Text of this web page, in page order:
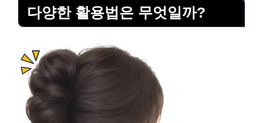
다양한 활용법은 무엇일까?